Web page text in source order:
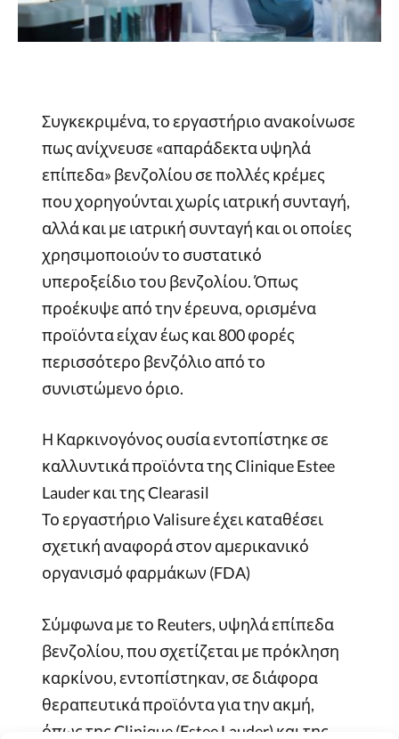
Συγκεκριμένα, το εργαστήριο ανακοίνωσε
πως ανίχνευσε «απαράδεκτα υψηλά
επίπεδα» βενζολίου σε πολλές κρέμες
που χορηγούνται χωρίς ιατρική συνταγή,
αλλά και με ιατρική συνταγή και οι οποίες
χρησιμοποιούν το συστατικό
υπεροξείδιο του βενζολίου. Όπως
προέκυψε από την έρευνα, ορισμένα
προϊόντα είχαν έως και 800 φορές
περισσότερο βενζόλιο από το
συνιστώμενο όριο.
Η Καρκινογόνος ουσία εντοπίστηκε σε
καλλυντικά προϊόντα της Clinique Estee
Lauder και της Clearasil
Το εργαστήριο Valisure έχει καταθέσει
σχετική αναφορά στον αμερικανικό
οργανισμό φαρμάκων (FDA)
Σύμφωνα με το Reuters, υψηλά επίπεδα
βενζολίου, που σχετίζεται με πρόκληση
καρκίνου, εντοπίστηκαν, σε διάφορα
θεραπευτικά προϊόντα για την ακμή,
όπως της Clinique (Estee Lauder) και της